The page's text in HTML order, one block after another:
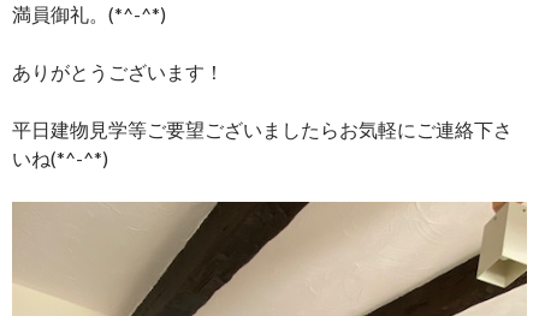
満員御礼。(*^-^*)
ありがとうございます！
平日建物見学等ご要望ございましたらお気軽にご連絡下さ
いね(*^-^*)